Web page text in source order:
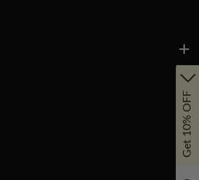
Get 10% OFF